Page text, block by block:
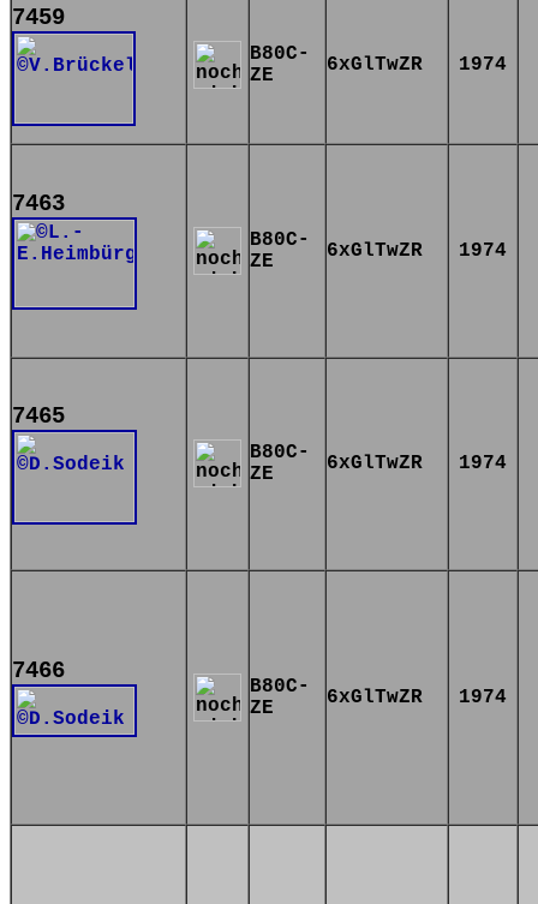
7459
B80C-
ZE
6xGlTwZR 1974
7463
B80C-
ZE
6xGlTwZR 1974
7465
B80C-
ZE
6xGlTwZR 1974
7466
B80C-
ZE
6xGlTwZR 1974